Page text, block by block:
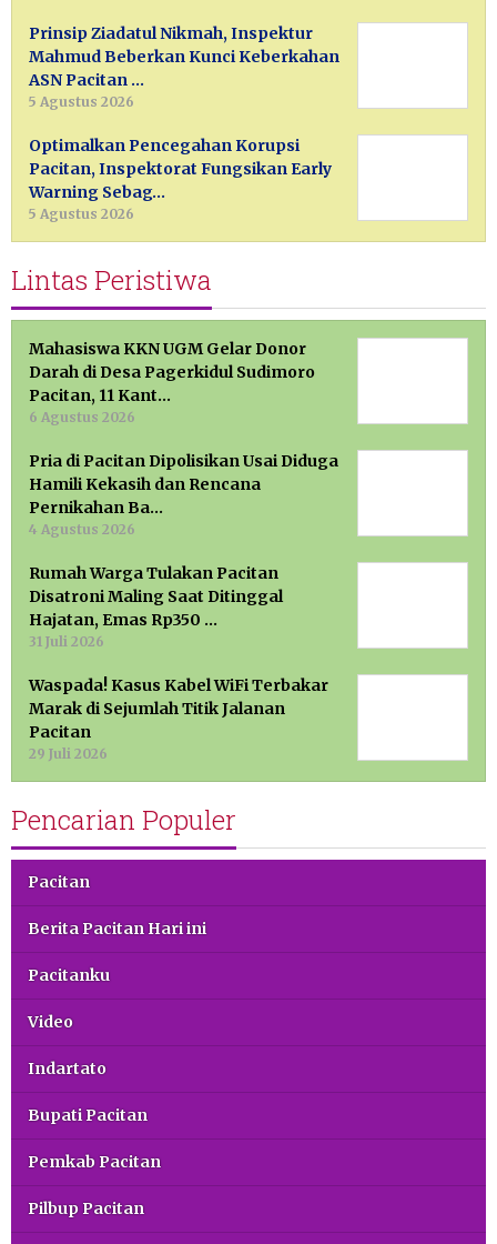
Prinsip Ziadatul Nikmah, Inspektur
Mahmud Beberkan Kunci Keberkahan
ASN Pacitan …
5 Agustus 2026
Optimalkan Pencegahan Korupsi
Pacitan, Inspektorat Fungsikan Early
Warning Sebag…
5 Agustus 2026
Lintas Peristiwa
Mahasiswa KKN UGM Gelar Donor
Darah di Desa Pagerkidul Sudimoro
Pacitan, 11 Kant…
6 Agustus 2026
Pria di Pacitan Dipolisikan Usai Diduga
Hamili Kekasih dan Rencana
Pernikahan Ba…
4 Agustus 2026
Rumah Warga Tulakan Pacitan
Disatroni Maling Saat Ditinggal
Hajatan, Emas Rp350 …
31 Juli 2026
Waspada! Kasus Kabel WiFi Terbakar
Marak di Sejumlah Titik Jalanan
Pacitan
29 Juli 2026
Pencarian Populer
Pacitan
Berita Pacitan Hari ini
Pacitanku
Video
Indartato
Bupati Pacitan
Pemkab Pacitan
Pilbup Pacitan